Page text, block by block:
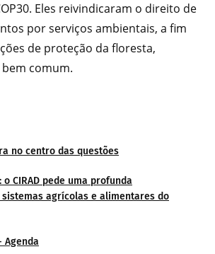
no centro das questões
CIRAD pede uma profunda
agrícolas e alimentares do
Agenda
Eles reivindicaram o direito de
por serviços ambientais, a fim
de proteção da floresta,
comum.